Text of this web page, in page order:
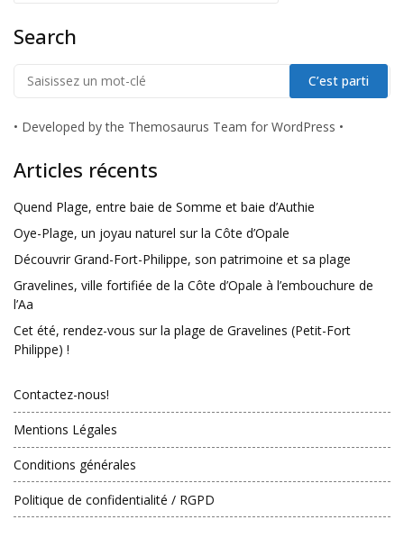
Search
• Developed by the Themosaurus Team for WordPress •
Articles récents
Quend Plage, entre baie de Somme et baie d’Authie
Oye-Plage, un joyau naturel sur la Côte d’Opale
Découvrir Grand-Fort-Philippe, son patrimoine et sa plage
Gravelines, ville fortifiée de la Côte d’Opale à l’embouchure de
l’Aa
Cet été, rendez-vous sur la plage de Gravelines (Petit-Fort
Philippe) !
Contactez-nous!
Mentions Légales
Conditions générales
Politique de confidentialité / RGPD